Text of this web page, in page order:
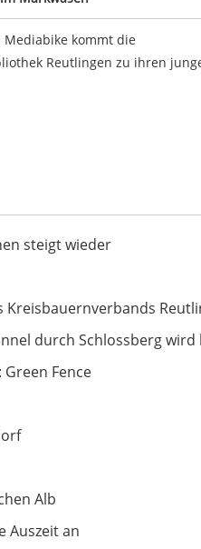
Mediabike kommt die
Reutlingen zu ihren
steigt wieder
wird bei
durch Schlossberg
Fence
Alb
Auszeit an